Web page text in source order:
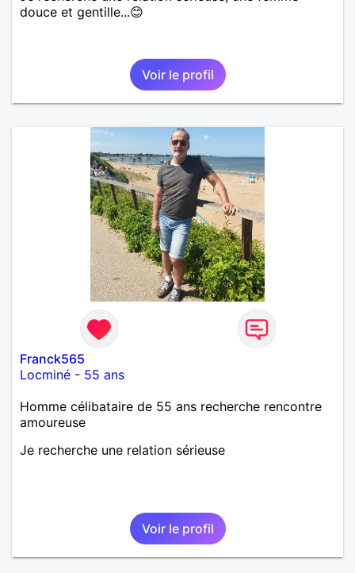
douce et gentille...😊
Voir le profil
Franck565
Locminé - 55 ans
Homme célibataire de 55 ans recherche rencontre
amoureuse
Je recherche une relation sérieuse
Voir le profil